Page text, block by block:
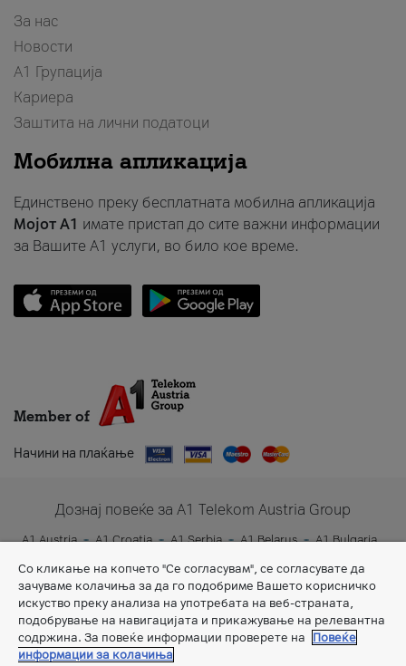
За нас
Новости
А1 Групација
Кариера
Заштита на лични податоци
Мобилна апликација
Единствено преку бесплатната мобилна апликација
Мојот A1 имате пристап до сите важни информации
за Вашите A1 услуги, во било кое време.
Member of
Начини на плаќање
Дознај повеќе за A1 Telekom Austria Group
A1 Austria A1 Croatia A1 Serbia A1 Belarus
A1 Bulgaria
A1 Slovenia
A1 Digital
Со кликање на копчето "Се согласувам", се согласувате да
зачуваме колачиња за да го подобриме Вашето корисничко
искуство преку анализа на употребата на веб-страната,
подобрување на навигацијата и прикажување на релевантна
содржина. За повеќе информации проверете на
Повеќе
информации за колачиња